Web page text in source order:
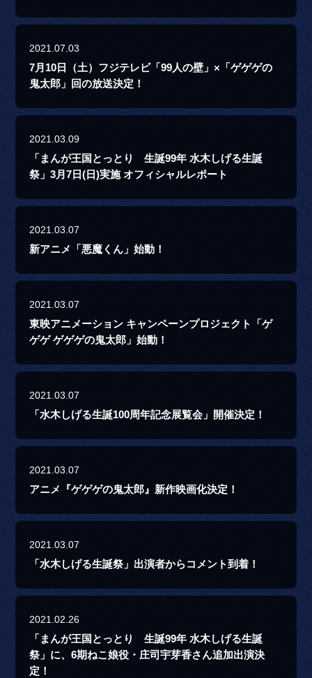
2021.07.03
7月10日（土）フジテレビ「99人の壁」×「ゲゲゲの
鬼太郎」回の放送決定！
2021.03.09
「まんが王国とっとり 生誕99年 水木しげる生誕
祭」3月7日(日)実施 オフィシャルレポート
2021.03.07
新アニメ「悪魔くん」始動！
2021.03.07
東映アニメーション キャンペーンプロジェクト「ゲ
ゲゲ ゲゲゲの鬼太郎」始動！
2021.03.07
「水木しげる生誕100周年記念展覧会」開催決定！
2021.03.07
アニメ『ゲゲゲの鬼太郎』新作映画化決定！
2021.03.07
「水木しげる生誕祭」出演者からコメント到着！
2021.02.26
「まんが王国とっとり 生誕99年 水木しげる生誕
祭」に、6期ねこ娘役・庄司宇芽香さん追加出演決
定！